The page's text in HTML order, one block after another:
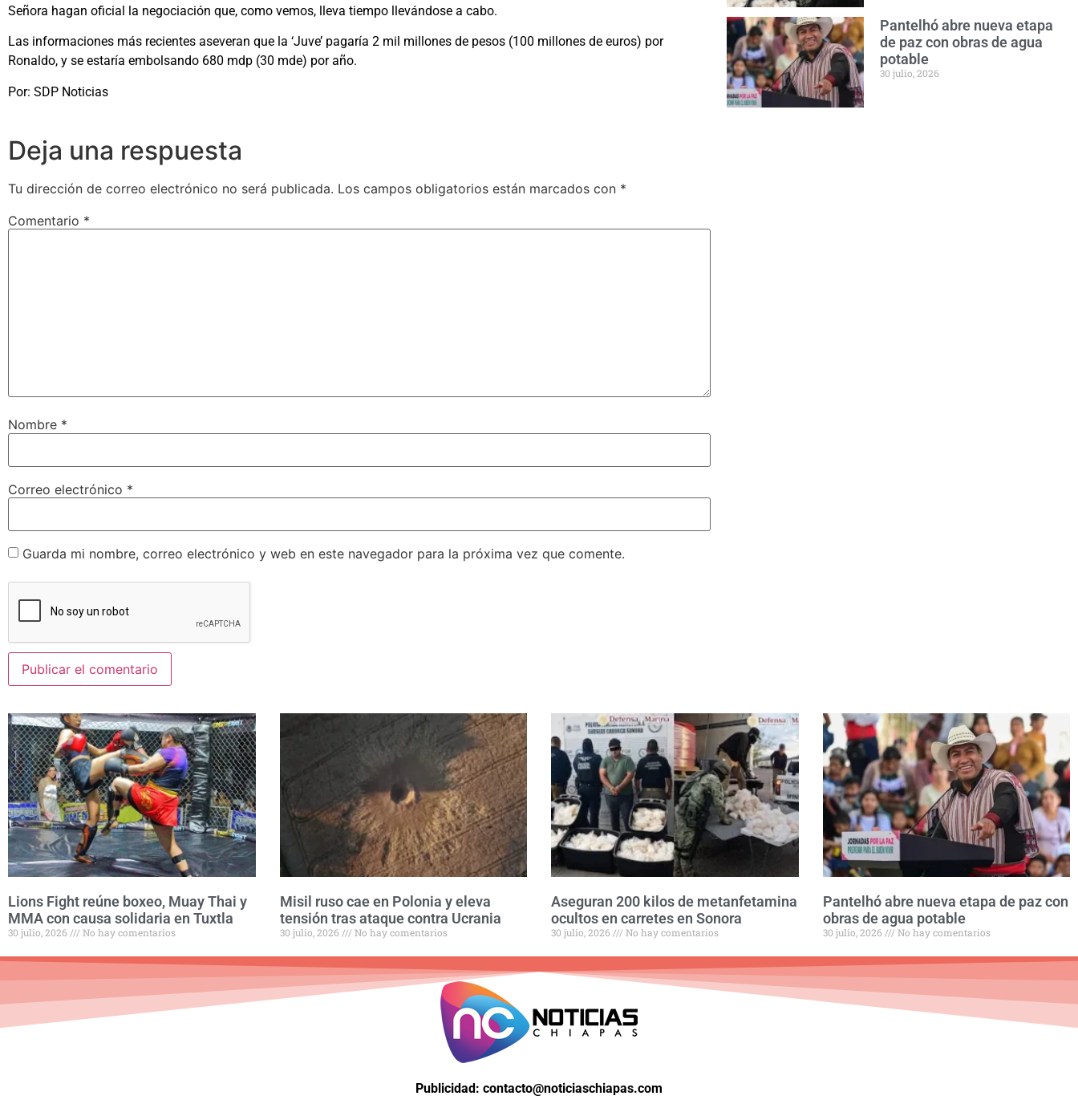
Señora hagan oficial la negociación que, como vemos, lleva tiempo llevándose a cabo.
Las informaciones más recientes aseveran que la ‘Juve’ pagaría 2 mil millones de pesos (100 millones de euros) por
Ronaldo, y se estaría embolsando 680 mdp (30 mde) por año.
Por: SDP Noticias
Deja una respuesta
Tu dirección de correo electrónico no será publicada. Los campos obligatorios están marcados con *
Comentario *
Nombre *
Correo electrónico *
Guarda mi nombre, correo electrónico y web en este navegador para la próxima vez que comente.
Pantelhó abre nueva etapa
de paz con obras de agua
potable
30 julio, 2026
Lions Fight reúne boxeo, Muay Thai y
MMA con causa solidaria en Tuxtla
30 julio, 2026 No hay comentarios
Misil ruso cae en Polonia y eleva
tensión tras ataque contra Ucrania
30 julio, 2026 No hay comentarios
Aseguran 200 kilos de metanfetamina
ocultos en carretes en Sonora
30 julio, 2026 No hay comentarios
Pantelhó abre nueva etapa de paz con
obras de agua potable
30 julio, 2026 No hay comentarios
Publicidad: contacto@noticiaschiapas.com